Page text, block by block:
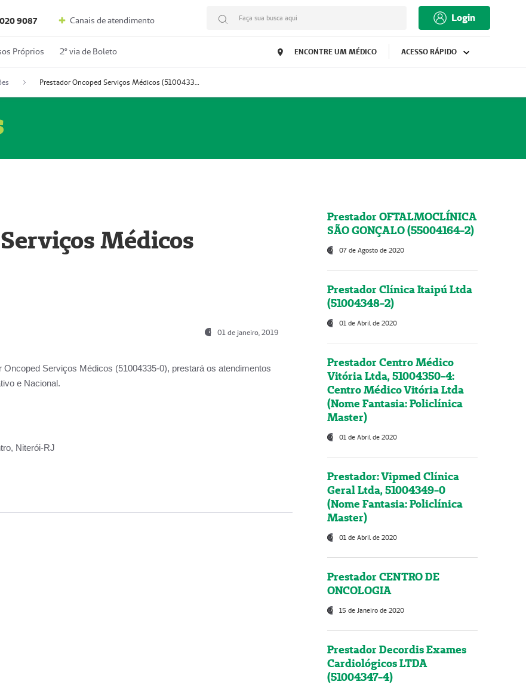
9087 Canais de atendimento Faça sua busca aqui Login
Próprios 2º via de Boleto ENCONTRE UM MÉDICO ACESSO RÁPIDO
Prestador Oncoped Serviços Médicos (51004335-0)
Médicos
01 de janeiro, 2019
Oncoped Serviços Médicos (51004335-0), prestará os atendimentos
e Nacional.
Niterói-RJ
Prestador OFTALMOCLÍNICA
SÃO GONÇALO (55004164-2)
07 de Agosto de 2020
Prestador Clínica Itaipú Ltda
(51004348-2)
01 de Abril de 2020
Prestador Centro Médico
Vitória Ltda, 51004350-4:
Centro Médico Vitória Ltda
(Nome Fantasia: Policlínica
Master)
01 de Abril de 2020
Prestador: Vipmed Clínica
Geral Ltda, 51004349-0
(Nome Fantasia: Policlínica
Master)
01 de Abril de 2020
Prestador CENTRO DE
ONCOLOGIA
15 de Janeiro de 2020
Prestador Decordis Exames
Cardiológicos LTDA
(51004347-4)